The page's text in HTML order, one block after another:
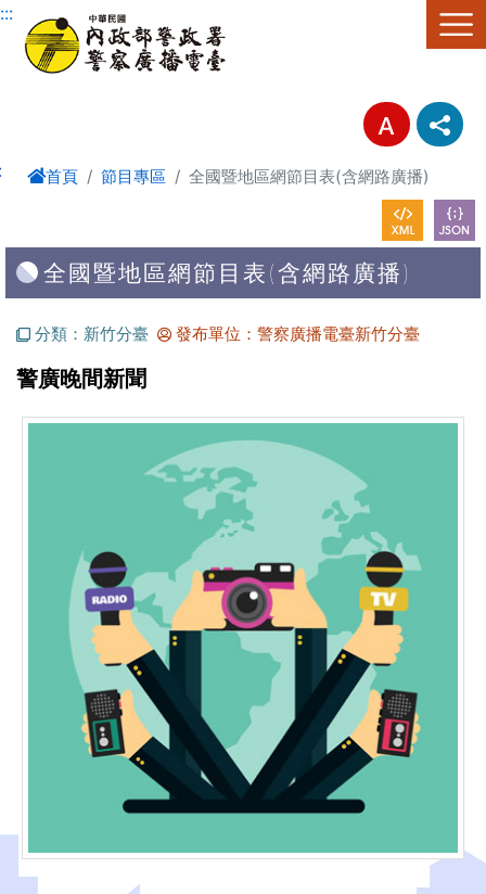
進入內容區塊
:::
首頁 節目專區 全國暨地區網節目表(含網路廣播)
全國暨地區網節目表(含網路廣播)
分類：新竹分臺 發布單位：警察廣播電臺新竹分臺
警廣晚間新聞